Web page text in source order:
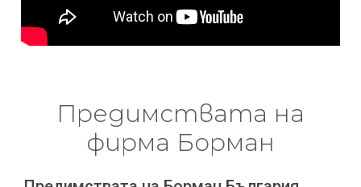
Предимствата на
фирма Борман